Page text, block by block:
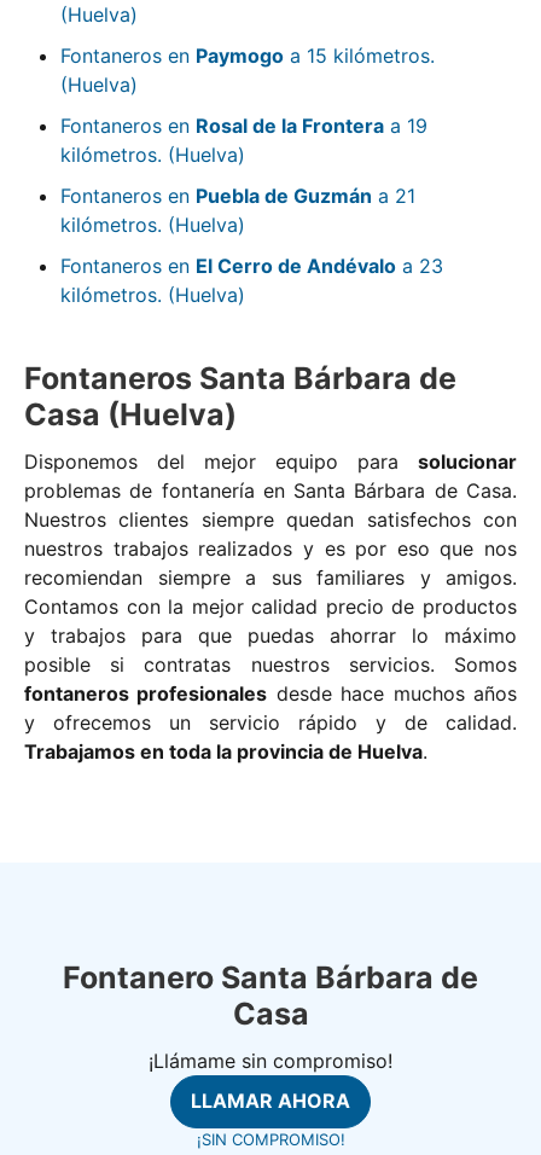
(Huelva)
Fontaneros en Paymogo a 15 kilómetros.
(Huelva)
Fontaneros en Rosal de la Frontera a 19
kilómetros. (Huelva)
Fontaneros en Puebla de Guzmán a 21
kilómetros. (Huelva)
Fontaneros en El Cerro de Andévalo a 23
kilómetros. (Huelva)
Fontaneros Santa Bárbara de
Casa (Huelva)
Disponemos del mejor equipo para solucionar
problemas de fontanería en Santa Bárbara de Casa.
Nuestros clientes siempre quedan satisfechos con
nuestros trabajos realizados y es por eso que nos
recomiendan siempre a sus familiares y amigos.
Contamos con la mejor calidad precio de productos
y trabajos para que puedas ahorrar lo máximo
posible si contratas nuestros servicios. Somos
fontaneros profesionales desde hace muchos años
y ofrecemos un servicio rápido y de calidad.
Trabajamos en toda la provincia de Huelva.
Fontanero Santa Bárbara de
Casa
¡Llámame sin compromiso!
LLAMAR AHORA
¡SIN COMPROMISO!